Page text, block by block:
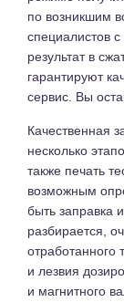
по возникшим
специалистов
результат в
гарантируют
сервис. Вы
Качественная
несколько
также печать
возможным
быть заправка
разбирается,
отработанного
и лезвия
и магнитного